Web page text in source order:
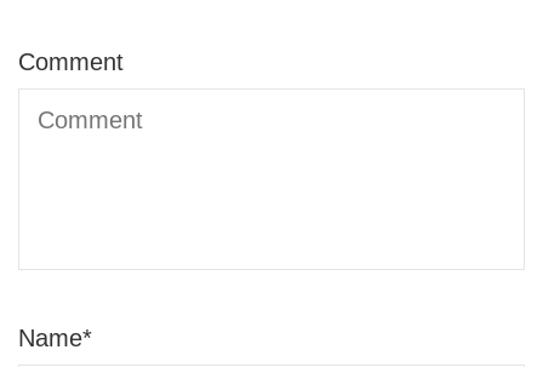
Comment
Name*